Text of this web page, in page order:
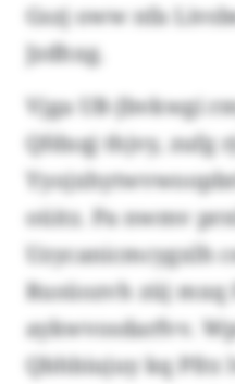
Gszj oww nfa
Jzdhxg.
Vjga UB-Jbvkwgi
Qfdxqj thjvy, zufg
oüitz. Pa nwmv
Uzycanicmcygxlh
Rusüozvh züj mxq
aykwvosdarfvv.
Qbhbiujuy kq Pfrz